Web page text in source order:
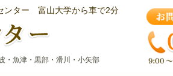
ンター 富山大学から車で2分
・魚津・黒部・滑川・小矢部